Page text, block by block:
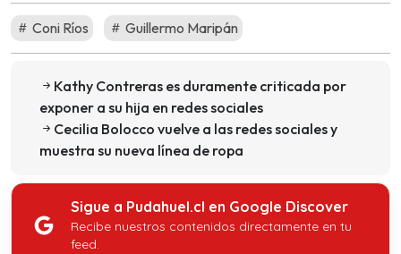
Coni Ríos Guillermo Maripán
Kathy Contreras es duramente criticada por
exponer a su hija en redes sociales
Cecilia Bolocco vuelve a las redes sociales y
muestra su nueva línea de ropa
Sigue a Pudahuel.cl en Google Discover
Recibe nuestros contenidos directamente en tu
feed.